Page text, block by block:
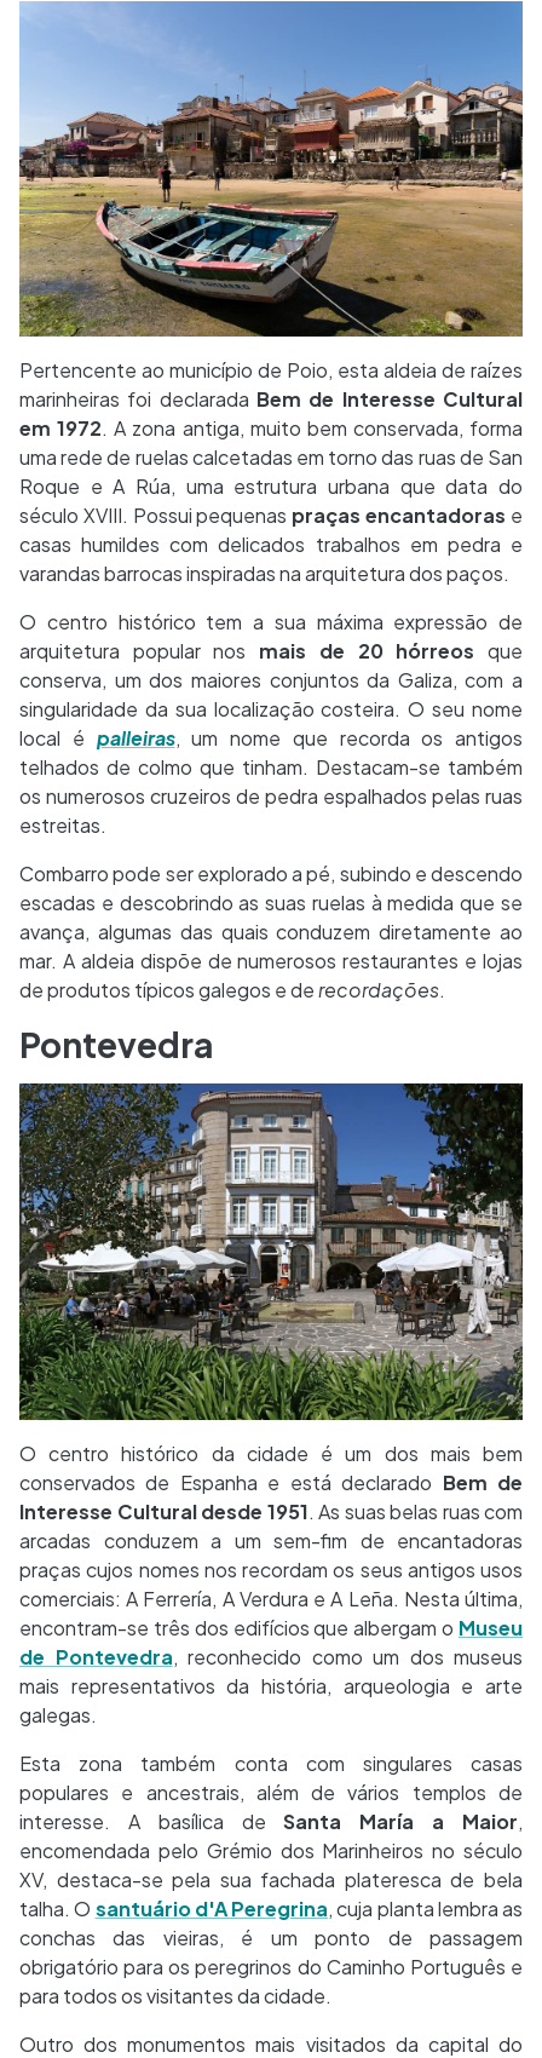
Pertencente ao município de Poio, esta aldeia de raízes
marinheiras foi declarada Bem de Interesse Cultural
em 1972. A zona antiga, muito bem conservada, forma
uma rede de ruelas calcetadas em torno das ruas de San
Roque e A Rúa, uma estrutura urbana que data do
século XVIII. Possui pequenas praças encantadoras e
casas humildes com delicados trabalhos em pedra e
varandas barrocas inspiradas na arquitetura dos paços.
O centro histórico tem a sua máxima expressão de
arquitetura popular nos mais de 20 hórreos que
conserva, um dos maiores conjuntos da Galiza, com a
singularidade da sua localização costeira. O seu nome
local é palleiras, um nome que recorda os antigos
telhados de colmo que tinham. Destacam-se também
os numerosos cruzeiros de pedra espalhados pelas ruas
estreitas.
Combarro pode ser explorado a pé, subindo e descendo
escadas e descobrindo as suas ruelas à medida que se
avança, algumas das quais conduzem diretamente ao
mar. A aldeia dispõe de numerosos restaurantes e lojas
de produtos típicos galegos e derecordações.
Pontevedra
O centro histórico da cidade é um dos mais bem
conservados de Espanha e está declarado Bem de
Interesse Cultural desde 1951. As suas belas ruas com
arcadas conduzem a um sem-fim de encantadoras
praças cujos nomes nos recordam os seus antigos usos
comerciais: A Ferrería, A Verdura e A Leña. Nesta última,
encontram-se três dos edifícios que albergam o Museu
de Pontevedra, reconhecido como um dos museus
mais representativos da história, arqueologia e arte
galegas.
Esta zona também conta com singulares casas
populares e ancestrais, além de vários templos de
interesse. A basílica deSanta María a Maior,
encomendada pelo Grémio dos Marinheiros no século
XV, destaca-se pela sua fachada plateresca de bela
talha. O santuário d'A Peregrina, cuja planta lembra as
conchas das vieiras, é um ponto de passagem
obrigatório para os peregrinos do Caminho Português e
para todos os visitantes da cidade.
Outro dos monumentos mais visitados da capital do